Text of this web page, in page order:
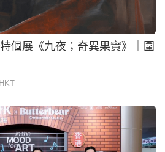
個展《九夜；奇異果實》｜圍